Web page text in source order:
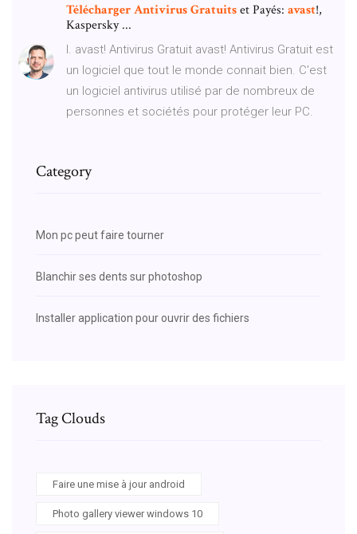
TéléchargerAntivirusGratuitset Payés: avast!,
Kaspersky ...
I. avast! Antivirus Gratuit avast! Antivirus Gratuit est
un logiciel que tout le monde connait bien. C'est
un logiciel antivirus utilisé par de nombreux de
personnes et sociétés pour protéger leur PC.
Category
Mon pc peut faire tourner
Blanchir ses dents sur photoshop
Installer application pour ouvrir des fichiers
Tag Clouds
Faire une mise à jour android
Photo gallery viewer windows 10